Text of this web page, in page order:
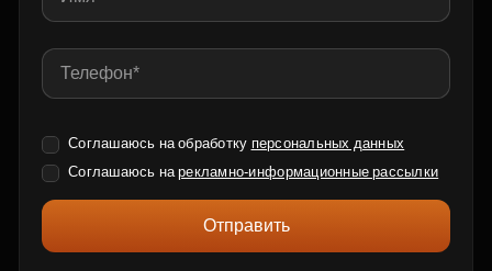
Соглашаюсь на обработку персональных данных
Соглашаюсь нарекламно-информационные рассылки
Отправить